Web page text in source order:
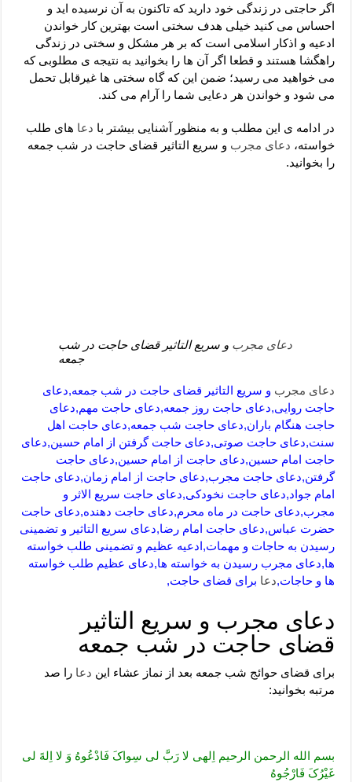
لا حول ولا قوة الا بالله برای چشم زخم – دعای چشم زخم ماشاالله
دعای قوی رفع ترس – دعای مجرب برای آرامش قلب و رفع اضطراب
دعا برای پولدار شدن در یک روز – دعای ثروت حضرت سلیمان
اگر حاجتی در زندگی خود دارید که تاکنون به آن نرسیده اید و
احساس می کنید خیلی هدف سختی است بهترین کار خواندن
ادعیه و اذکار اسلامی است که بر هر مشکل و سختی در زندگی
راهگشا هستند و قطعا اگر آن ها را بخوانید به نتیجه ی مطلوبی که
می خواهید می رسید؛ ضمن این که گاه سختی ها غیرقابل تحمل
می شود و خواندن هر دعایی شما را آرام می کند.
در ادامه ی این مطلب و به منظور آشنایی بیشتر با دعا های طلب
خواسته، دعای مجرب و سریع التاثیر قضای حاجت در شب جمعه
را بخوانید.
دعای مجرب و سریع التاثیر قضای حاجت در شب
جمعه
دعای مجرب و سریع التاثیر قضای حاجت در شب جمعه,دعای
حاجت روایی,دعای حاجت روز جمعه,دعای حاجت مهم,دعای
حاجت هنگام باران,دعای حاجت شب جمعه,دعای حاجت اهل
سنت,دعای حاجت صوتی,دعای حاجت گرفتن از امام حسین,دعای
حاجت امام حسین,دعای حاجت از امام حسین,دعای حاجت
گرفتن,دعای حاجت مجرب,دعای حاجت از امام زمان,دعای حاجت
امام جواد,دعای حاجت نخودکی,دعای حاجت سریع الاثر و
مجرب,دعای حاجت در ماه محرم,دعای حاجت دهنده,دعای حاجت
حضرت عباس,دعای حاجت امام رضا,دعای سریع التاثیر و تضمینی
رسیدن به حاجات و مهمات,ادعیه عظیم و تضمینی طلب خواسته
ها,دعای مجرب رسیدن به خواسته ها,دعای عظیم طلب خواسته
ها و حاجات,دعا برای قضای حاجت,
دعای مجرب و سریع التاثیر
قضای حاجت در شب جمعه
برای قضای حوائج شب جمعه بعد از نماز عشاء این دعا را صد
مرتبه بخوانید:
بسم الله الرحمن الرحیم اِلهی لا رَبَّ لی سِواکَ فَادْعُوهُ وَ لا اِلهً لی
غَیْرُکَ فَارْجُوهُ